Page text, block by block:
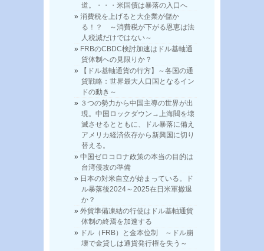
道。・・・米国債は暴落の入口へ
消費税を上げると大企業が儲か
る！？ ～消費税が下がる恩恵は法
人税減だけではない～
FRBのCBDC検討加速はドル基軸通
貨体制への見限りか？
【ドル基軸通貨の行方】～各国の通
貨戦略：世界最大人口国となるイン
ドの動き～
３つの勢力から中国主導の世界が出
現。中国ロックダウン→上海閥を壊
滅させるとともに、ドル暴落に備え
アメリカ経済依存から新興国に切り
替える。
中国ゼロコロナ政策の本当の目的は
台湾侵攻の準備
日本の対米自立が始まっている。ド
ル暴落後2024～2025在日米軍撤退
か？
外貨準備凍結の行使はドル基軸通貨
体制の終焉を加速する
ドル（FRB）と金本位制 ～ドル崩
壊で金貸しは通貨発行権を失う～